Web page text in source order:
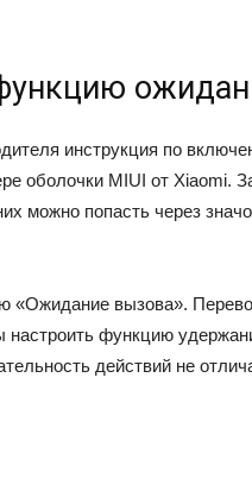
инструкция по
оболочки MIUI от Xiaomi.
можно попасть через
«Ожидание вызова».
настроить функцию
действий не